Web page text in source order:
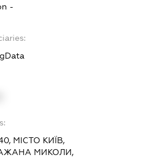
-
МІСТО КИЇВ,
МИКОЛИ,